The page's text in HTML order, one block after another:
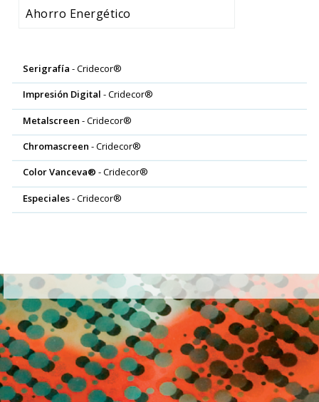
Ahorro Energético
Serigrafía - Cridecor®
Impresión Digital - Cridecor®
Metalscreen - Cridecor®
Chromascreen - Cridecor®
Color Vanceva® - Cridecor®
Especiales- Cridecor®